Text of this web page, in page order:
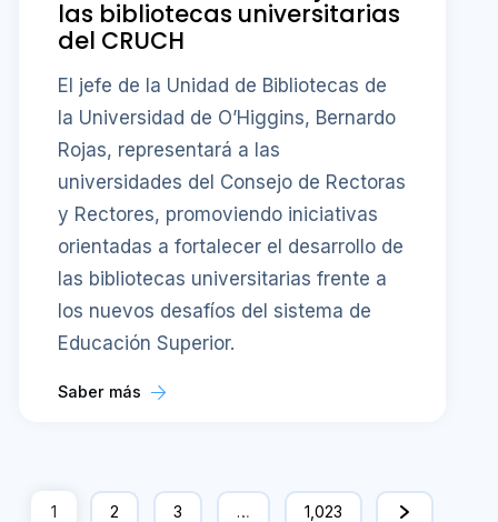
las bibliotecas universitarias
del CRUCH
El jefe de la Unidad de Bibliotecas de
la Universidad de O’Higgins, Bernardo
Rojas, representará a las
universidades del Consejo de Rectoras
y Rectores, promoviendo iniciativas
orientadas a fortalecer el desarrollo de
las bibliotecas universitarias frente a
los nuevos desafíos del sistema de
Educación Superior.
Saber más
1 2 3 … 1,023